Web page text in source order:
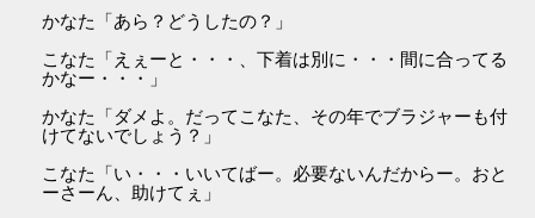
かなた「あら？どうしたの？」
こなた「えぇーと・・・、下着は別に・・・間に合ってる
かなー・・・」
かなた「ダメよ。だってこなた、その年でブラジャーも付
けてないでしょう？」
こなた「い・・・いいてばー。必要ないんだからー。おと
ーさーん、助けてぇ」